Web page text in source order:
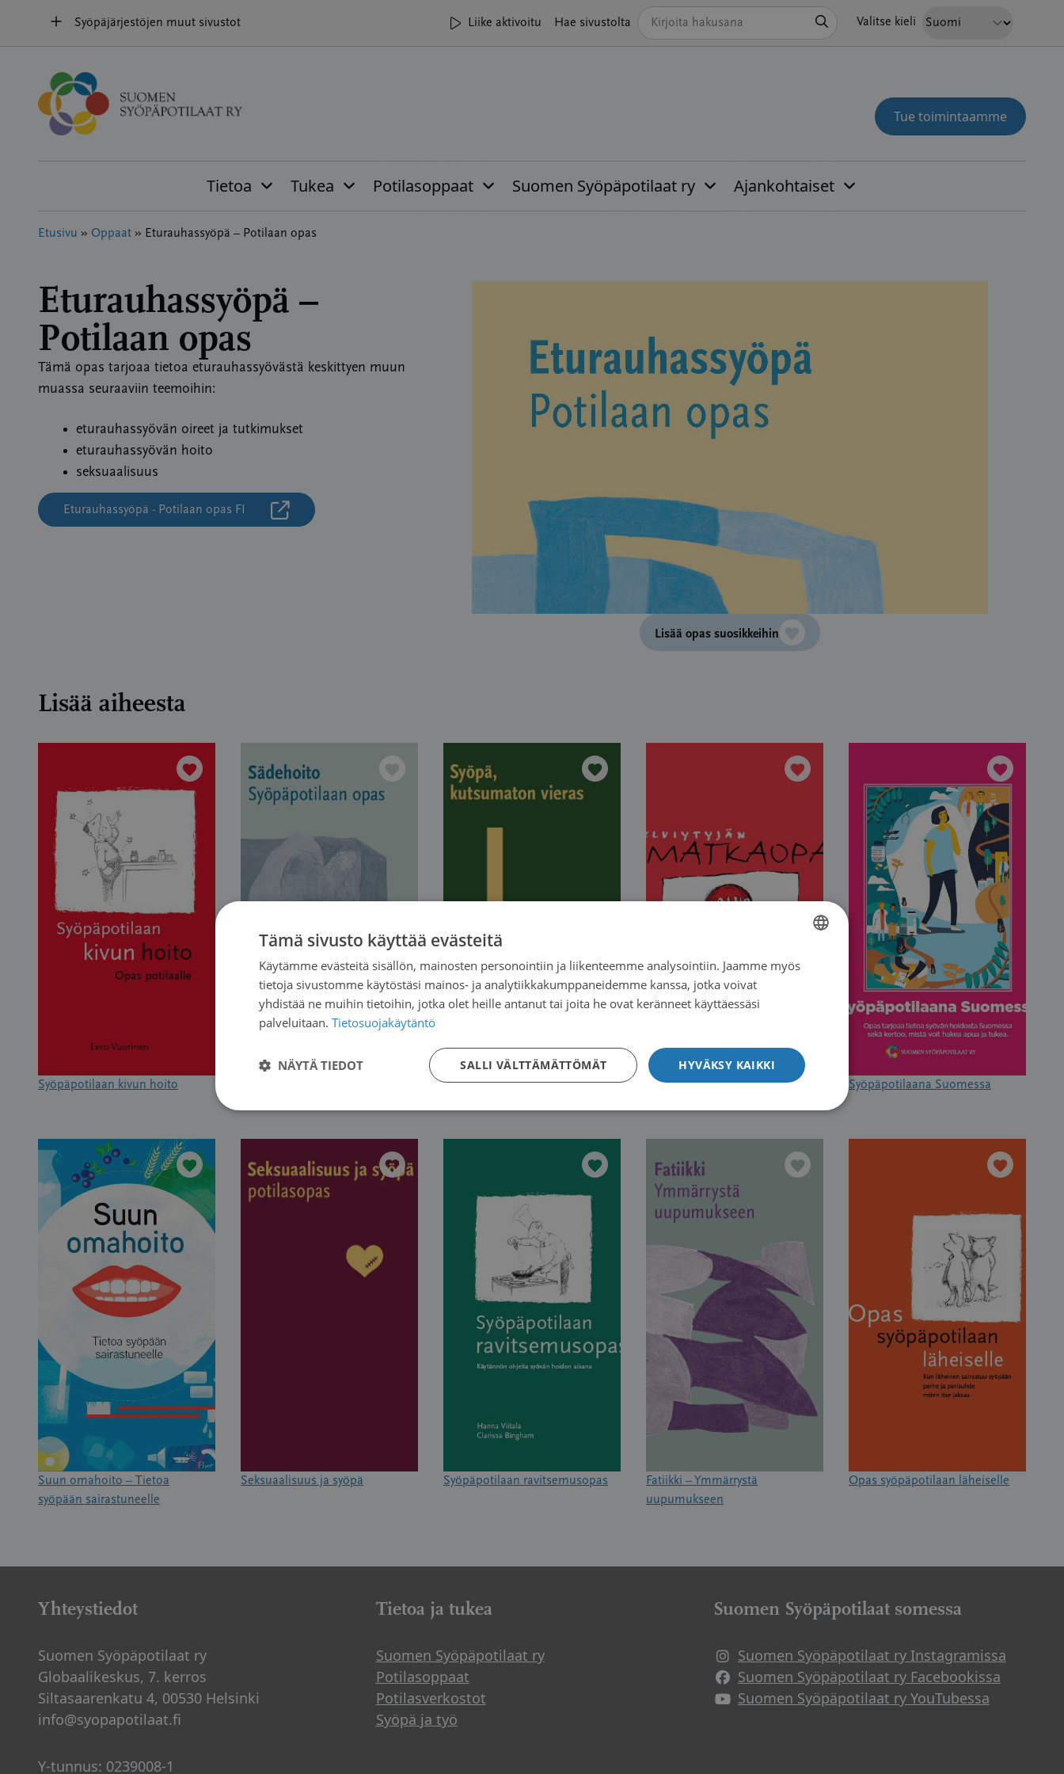
sisältöön
Syöpäjärjestöjen muut sivustot Liike aktivoitu Hae sivustolta Valitse kieli
Tue toimintaamme
Tietoa Tukea Potilasoppaat Suomen Syöpäpotilaat ry Ajankohtaiset
Etusivu » Oppaat » Eturauhassyöpä – Potilaan opas
Eturauhassyöpä –
Potilaan opas
Tämä opas tarjoaa tietoa eturauhassyövästä keskittyen muun
muassa seuraaviin teemoihin:
eturauhassyövän oireet ja tutkimukset
eturauhassyövän hoito
seksuaalisuus
Eturauhassyöpä - Potilaan opas FI
Lisää opas suosikkeihin
Lisää aiheesta
Syöpäpotilaan kivun hoito Syöpä, kutsumaton vieras Selviytyjän matkaopas Syöpäpotilaana Suomessa
Suun omahoito – Tietoa
syöpään sairastuneelle
Seksuaalisuus ja syöpä Syöpäpotilaan ravitsemusopas
Fatiikki – Ymmärrystä
uupumukseen
Opas syöpäpotilaan läheiselle
Yhteystiedot
Suomen Syöpäpotilaat ry
Globaalikeskus, 7. kerros
Siltasaarenkatu 4, 00530 Helsinki
info@syopapotilaat.fi
Y-tunnus: 0239008-1
Tietoa ja tukea
Suomen Syöpäpotilaat ry
Potilasoppaat
Potilasverkostot
Syöpä ja työ
Suomen Syöpäpotilaat somessa
Suomen Syöpäpotilaat ry Instagramissa
Suomen Syöpäpotilaat ry Facebookissa
Suomen Syöpäpotilaat ry YouTubessa
FINNISH
Tämä sivusto käyttää evästeitä
Käytämme evästeitä sisällön, mainosten personointiin ja liikenteemme analysointiin. Jaamme myös
tietoja sivustomme käytöstäsi mainos- ja analytiikkakumppaneidemme kanssa, jotka voivat
yhdistää ne muihin tietoihin, jotka olet heille antanut tai joita he ovat keränneet käyttäessäsi
palveluitaan. Tietosuojakäytäntö
HYVÄKSY KAIKKI
SALLI VÄLTTÄMÄTTÖMÄT
NÄYTÄ TIEDOT